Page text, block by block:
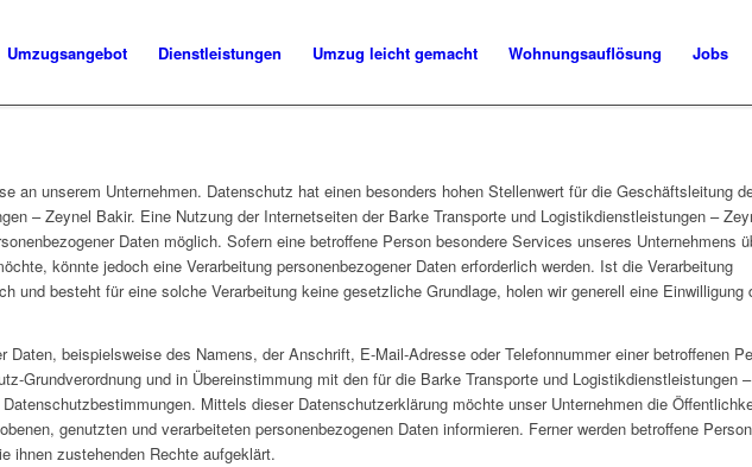
Umzugsangebot Dienstleistungen Umzug leicht gemacht Wohnungsauflösung Jobs
an unserem Unternehmen. Datenschutz hat einen besonders hohen Stellenwert für die Geschäftsleitung
– Zeynel Bakir. Eine Nutzung der Internetseiten der Barke Transporte und Logistikdienstleistungen –
Daten möglich. Sofern eine betroffene Person besondere Services unseres Unternehmens
könnte jedoch eine Verarbeitung personenbezogener Daten erforderlich werden. Ist die Verarbeitung
und besteht für eine solche Verarbeitung keine gesetzliche Grundlage, holen wir generell eine Einwilligung
Daten, beispielsweise des Namens, der Anschrift, E-Mail-Adresse oder Telefonnummer einer betroffenen
Grundverordnung und in Übereinstimmung mit den für die Barke Transporte und Logistikdienstleistungen
Mittels dieser Datenschutzerklärung möchte unser Unternehmen die
genutzten und verarbeiteten personenbezogenen Daten informieren. Ferner werden betroffene
ihnen zustehenden Rechte aufgeklärt.